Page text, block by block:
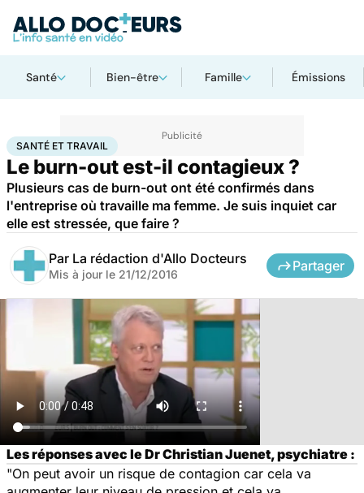
Santé Bien-être Famille Émissions
AccueilSantéSanté et travail
SANTÉ ET TRAVAIL
Le burn-out est-il contagieux ?
Plusieurs cas de burn-out ont été confirmés dans
l'entreprise où travaille ma femme. Je suis inquiet car
elle est stressée, que faire ?
Par La rédaction d'Allo Docteurs
Mis à jour le 21/12/2016
Partager
Les réponses avec le Dr Christian Juenet, psychiatre :
"On peut avoir un risque de contagion car cela va